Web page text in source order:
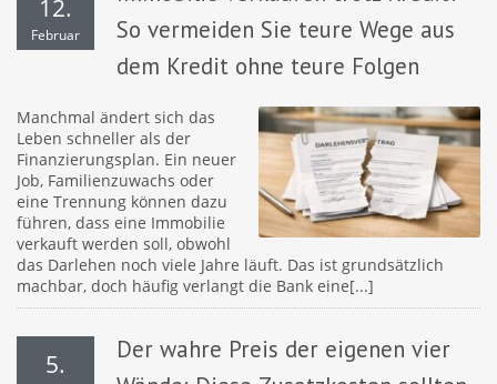
12.
Februar
So vermeiden Sie teure Wege aus
dem Kredit ohne teure Folgen
Manchmal ändert sich das
Leben schneller als der
Finanzierungsplan. Ein neuer
Job, Familienzuwachs oder
eine Trennung können dazu
führen, dass eine Immobilie
verkauft werden soll, obwohl
das Darlehen noch viele Jahre läuft. Das ist grundsätzlich
machbar, doch häufig verlangt die Bank eine[...]
5.
Der wahre Preis der eigenen vier